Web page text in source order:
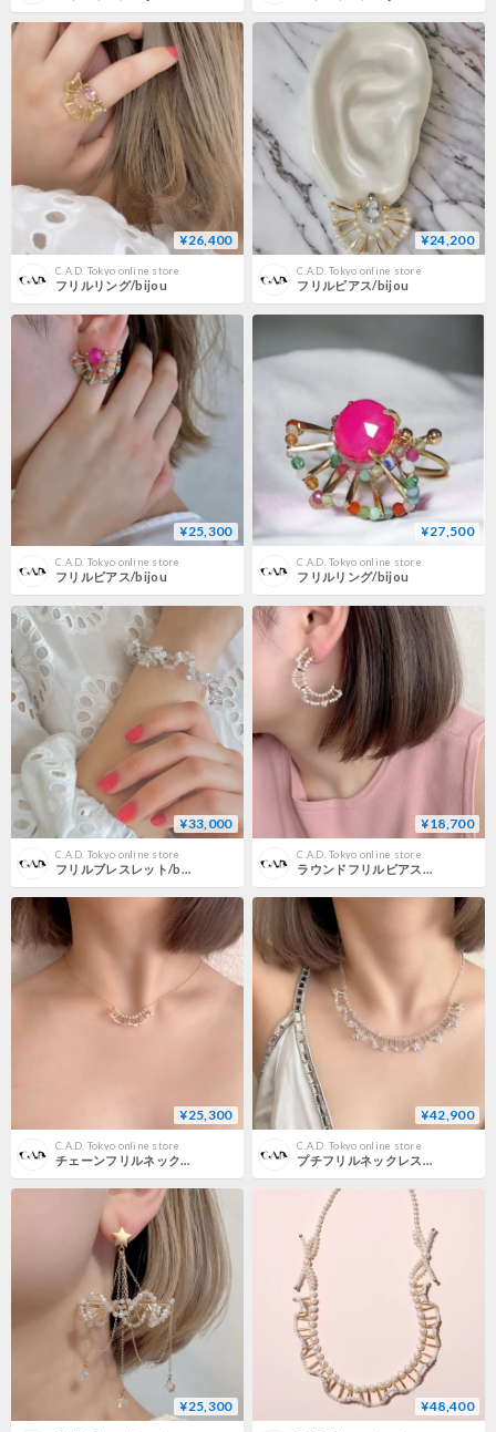
¥26,400
C.A.D. Tokyo online store
フリルリング/bijou
¥24,200
C.A.D. Tokyo online store
フリルピアス/bijou
¥25,300
C.A.D. Tokyo online store
フリルピアス/bijou
¥27,500
C.A.D. Tokyo online store
フリルリング/bijou
¥33,000
C.A.D. Tokyo online store
フリルブレスレット/bloom
¥18,700
C.A.D. Tokyo online store
ラウンドフリルピアス・イヤリング/マイクロスティック
¥25,300
C.A.D. Tokyo online store
チェーンフリルネックレス/マイクロスティック
¥42,900
C.A.D. Tokyo online store
プチフリルネックレス/ bloom
¥25,300 ¥48,400